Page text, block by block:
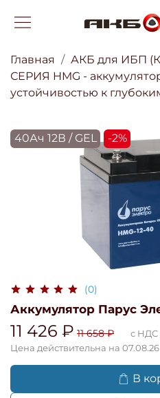
Главная АКБ для ИБП
СЕРИЯ HMG -
устойчивостью к
40Ач 12В / GEL -2%
(0)
Аккумулятор Парус
11 426 ₽ 11 658 ₽
с НДС
Цена действительна на 07.08.26
В